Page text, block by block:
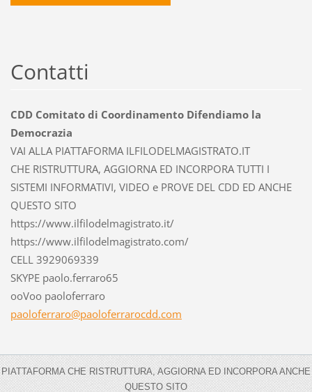
Contatti
CDD Comitato di Coordinamento Difendiamo la
Democrazia
VAI ALLA PIATTAFORMA ILFILODELMAGISTRATO.IT
CHE RISTRUTTURA, AGGIORNA ED INCORPORA TUTTI I
SISTEMI INFORMATIVI, VIDEO e PROVE DEL CDD ED ANCHE
QUESTO SITO
https://www.ilfilodelmagistrato.it/
https://www.ilfilodelmagistrato.com/
CELL 3929069339
SKYPE paolo.ferraro65
ooVoo paoloferraro
paoloferraro@paoloferrarocdd.com
PIATTAFORMA CHE RISTRUTTURA, AGGIORNA ED INCORPORA ANCHE
QUESTO SITO